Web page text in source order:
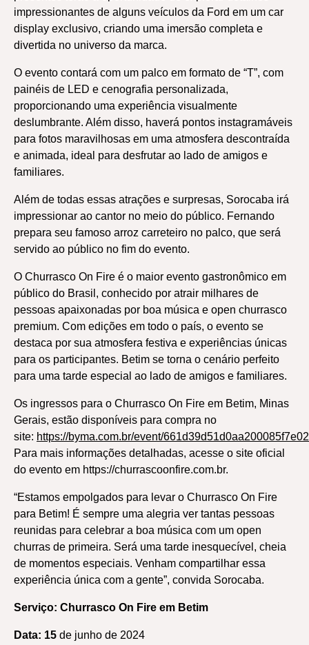
impressionantes de alguns veículos da Ford em um car
display exclusivo, criando uma imersão completa e
divertida no universo da marca.
O evento contará com um palco em formato de “T”, com
painéis de LED e cenografia personalizada,
proporcionando uma experiência visualmente
deslumbrante. Além disso, haverá pontos instagramáveis
para fotos maravilhosas em uma atmosfera descontraída
e animada, ideal para desfrutar ao lado de amigos e
familiares.
Além de todas essas atrações e surpresas, Sorocaba irá
impressionar ao cantor no meio do público. Fernando
prepara seu famoso arroz carreteiro no palco, que será
servido ao público no fim do evento.
O Churrasco On Fire é o maior evento gastronômico em
público do Brasil, conhecido por atrair milhares de
pessoas apaixonadas por boa música e open churrasco
premium. Com edições em todo o país, o evento se
destaca por sua atmosfera festiva e experiências únicas
para os participantes. Betim se torna o cenário perfeito
para uma tarde especial ao lado de amigos e familiares.
Os ingressos para o Churrasco On Fire em Betim, Minas
Gerais, estão disponíveis para compra no
site: https://byma.com.br/event/661d39d51d0aa200085f7e02
Para mais informações detalhadas, acesse o site oficial
do evento em https://churrascoonfire.com.br.
“Estamos empolgados para levar o Churrasco On Fire
para Betim! É sempre uma alegria ver tantas pessoas
reunidas para celebrar a boa música com um open
churras de primeira. Será uma tarde inesquecível, cheia
de momentos especiais. Venham compartilhar essa
experiência única com a gente”, convida Sorocaba.
Serviço: Churrasco On Fire em Betim
Data: 15 de junho de 2024